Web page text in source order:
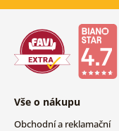
Vše o nákupu
Obchodní a reklamační